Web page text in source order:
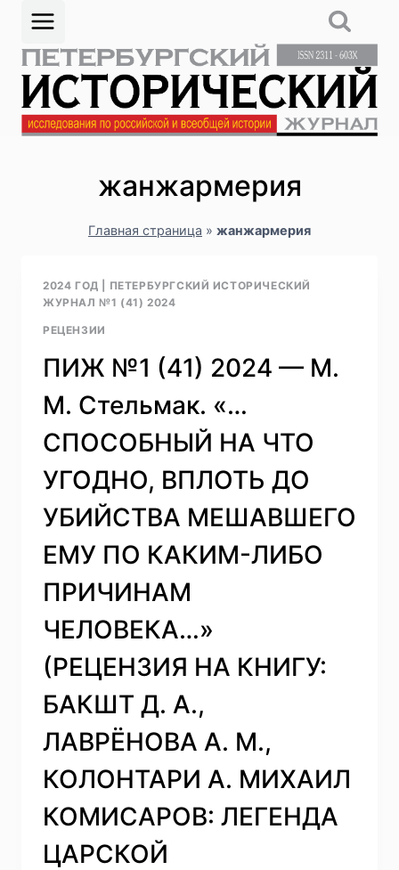
Перейти
содержимому
жанжармерия
Главная страница » жанжармерия
2024 ГОД
ПЕТЕРБУРГСКИЙ ИСТОРИЧЕСКИЙ
ЖУРНАЛ №1 (41) 2024
РЕЦЕНЗИИ
ПИЖ №1 (41) 2024 — М.
М. Стельмак. «…
СПОСОБНЫЙ НА ЧТО
УГОДНО, ВПЛОТЬ ДО
УБИЙСТВА МЕШАВШЕГО
ЕМУ ПО КАКИМ-ЛИБО
ПРИЧИНАМ
ЧЕЛОВЕКА…»
(РЕЦЕНЗИЯ НА КНИГУ:
БАКШТ Д. А.,
ЛАВРЁНОВА А. М.,
КОЛОНТАРИ А. МИХАИЛ
КОМИСАРОВ: ЛЕГЕНДА
ЦАРСКОЙ